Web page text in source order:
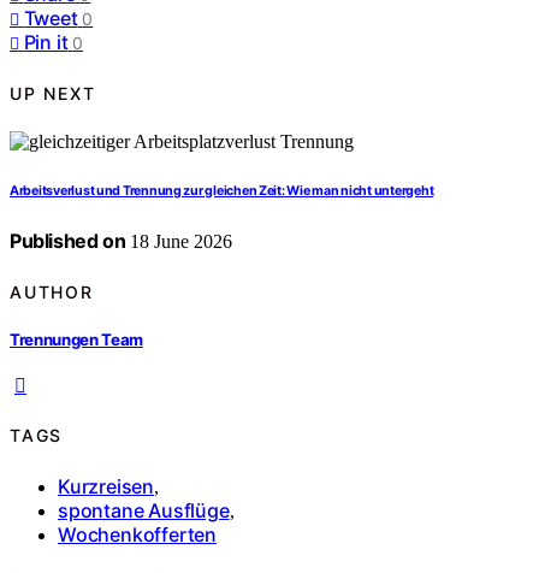
Tweet 0
Pin it 0
UP NEXT
Arbeitsverlust und Trennung zur gleichen Zeit: Wie man nicht untergeht
Published on 18 June 2026
AUTHOR
Trennungen Team
TAGS
Kurzreisen,
spontane Ausflüge,
Wochenkofferten